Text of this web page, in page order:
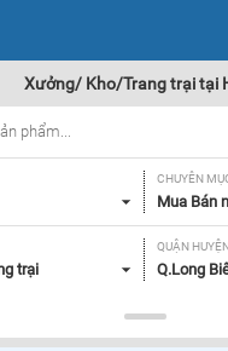
Xưởng/ Kho/Trang trại tại
CHUYÊN
Mua Bán
trại
QUẬN
Q.Long
MỨC GIÁ
Tất cả